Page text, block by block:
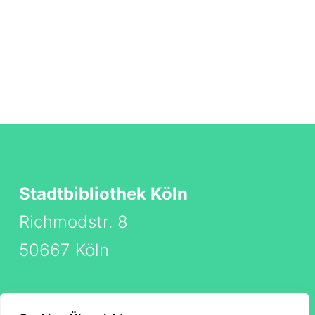
Stadtbibliothek Köln
Richmodstr. 8
50667 Köln